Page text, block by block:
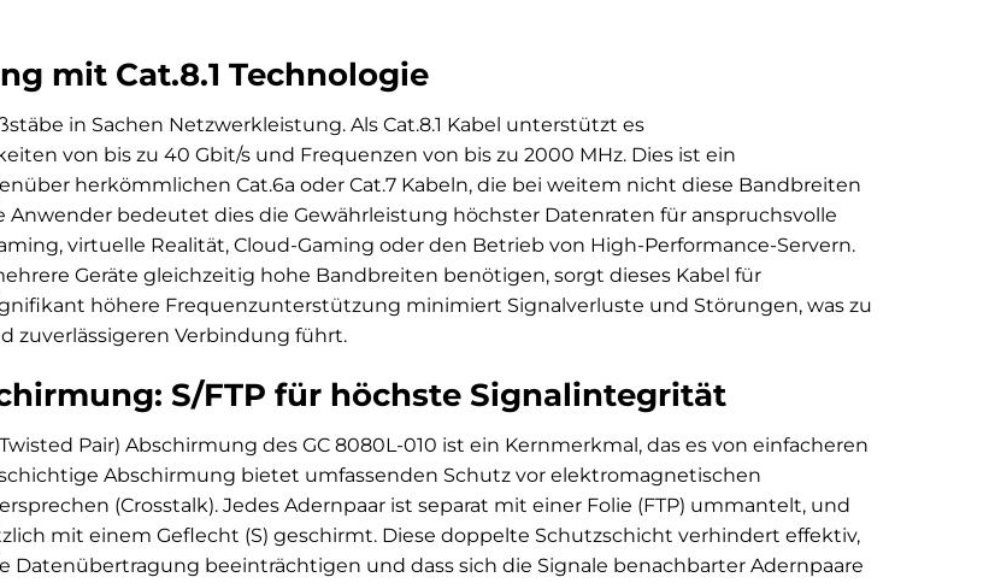
mit Cat.8.1 Technologie
in Sachen Netzwerkleistung. Als Cat.8.1 Kabel unterstützt es
von bis zu 40 Gbit/s und Frequenzen von bis zu 2000 MHz. Dies ist ein
herkömmlichen Cat.6a oder Cat.7 Kabeln, die bei weitem nicht diese Bandbreiten
Anwender bedeutet dies die Gewährleistung höchster Datenraten für anspruchsvolle
virtuelle Realität, Cloud-Gaming oder den Betrieb von High-Performance-Servern.
Geräte gleichzeitig hohe Bandbreiten benötigen, sorgt dieses Kabel für
höhere Frequenzunterstützung minimiert Signalverluste und Störungen, was zu
zuverlässigeren Verbindung führt.
S/FTP für höchste Signalintegrität
Pair) Abschirmung des GC 8080L-010 ist ein Kernmerkmal, das es von einfacheren
Abschirmung bietet umfassenden Schutz vor elektromagnetischen
(Crosstalk). Jedes Adernpaar ist separat mit einer Folie (FTP) ummantelt, und
mit einem Geflecht (S) geschirmt. Diese doppelte Schutzschicht verhindert effektiv,
Datenübertragung beeinträchtigen und dass sich die Signale benachbarter Adernpaare